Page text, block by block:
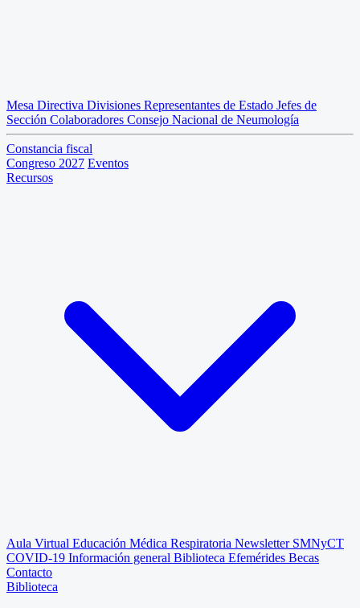
Mesa Directiva Divisiones Representantes de Estado Jefes de
Sección Colaboradores Consejo Nacional de Neumología
Constancia fiscal
Congreso 2027 Eventos
Recursos
Aula Virtual Educación Médica Respiratoria Newsletter SMNyCT
COVID-19 Información general Biblioteca Efemérides Becas
Contacto
Biblioteca